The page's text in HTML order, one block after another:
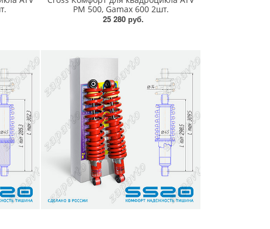
PM 500, Gamax 600 2шт.
25 280 руб.